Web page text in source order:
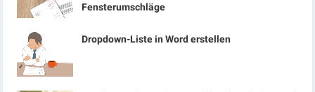
Fensterumschläge
Dropdown-Liste in Word erstellen